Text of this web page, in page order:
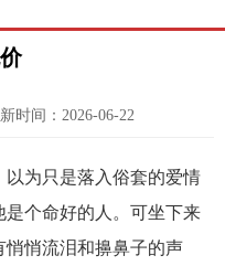
时间：2026-06-22
为只是落入俗套的爱情
个命好的人。可坐下来
悄流泪和擤鼻子的声